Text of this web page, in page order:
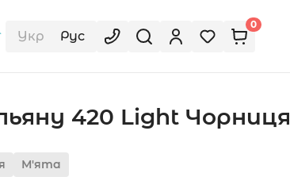
Укр Рус
0
420 Light Чорниця
М'ята